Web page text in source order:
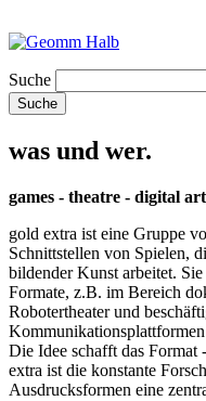
Suche
was und wer.
games - theatre - digital
gold extra ist eine Gruppe
Schnittstellen von Spielen,
bildender Kunst arbeitet.
Formate, z.B. im Bereich
Robotertheater und
Die Idee schafft das
extra ist die konstante
Ausdrucksformen eine